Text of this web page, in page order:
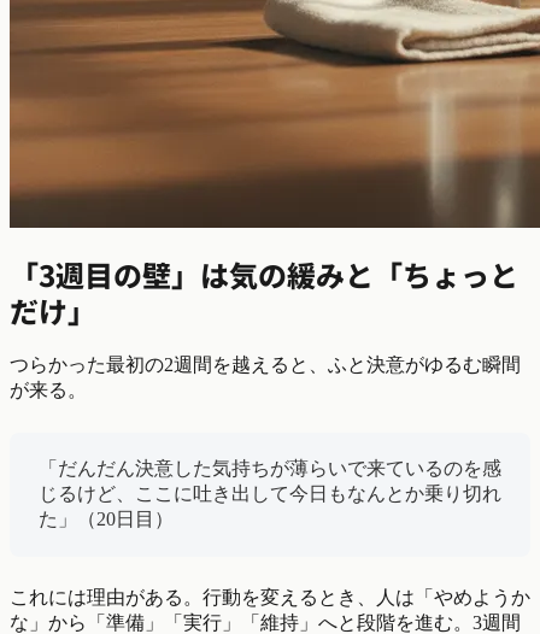
「3週目の壁」は気の緩みと「ちょっと
だけ」
つらかった最初の2週間を越えると、ふと決意がゆるむ瞬間
が来る。
「だんだん決意した気持ちが薄らいで来ているのを感
じるけど、ここに吐き出して今日もなんとか乗り切れ
た」（20日目）
これには理由がある。行動を変えるとき、人は「やめようか
な」から「準備」「実行」「維持」へと段階を進む。3週間